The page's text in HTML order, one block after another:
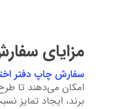
مزایای
سفارش چاپ دفتر
امکان می‌دهند تا
برند، ایجاد تمایز